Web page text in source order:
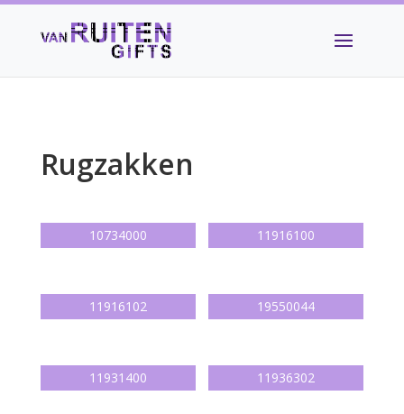
Rugzakken
10734000 11916100
11916102 19550044
11931400 11936302